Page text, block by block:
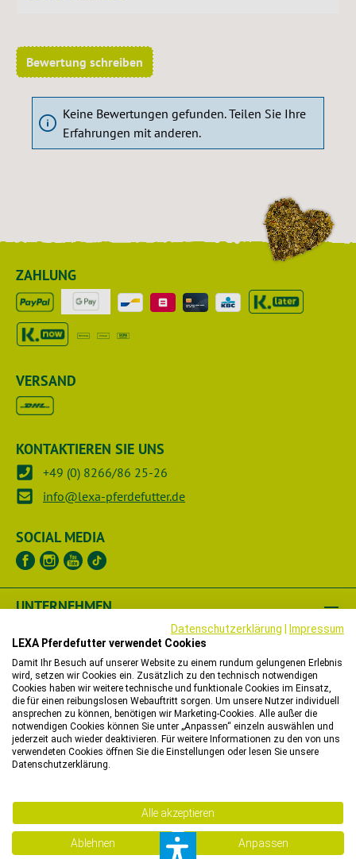
Bewertung schreiben
Keine Bewertungen gefunden. Teilen Sie Ihre
Erfahrungen mit anderen.
ZAHLUNG
VERSAND
KONTAKTIEREN SIE UNS
+49 (0) 8266/86 25-26
info@lexa-pferdefutter.de
SOCIAL MEDIA
UNTERNEHMEN
RECHTLICHES
HÄNDLER
WIR HELFEN IHNEN
Bitte beachten Sie, dass wir in unserem Onlineshop nur
Bestellungen mit einer Lieferadresse in Deutschland,
entgegennehmen können.
Sie möchten in ein anderes Land liefern lassen? Dann
freuen wir uns sehr auf Ihre Nachricht.
Datenschutzerklärung
Impressum
LEXA Pferdefutter verwendet Cookies
Damit Ihr Besuch auf unserer Website zu einem rundum gelungenen Erlebnis
wird, setzen wir Cookies ein. Zusätzlich zu den technisch notwendigen
Cookies haben wir weitere technische und funktionale Cookies im Einsatz,
die für einen reibungslosen Webauftritt sorgen. Um unsere Nutzer individuell
ansprechen zu können, benötigen wir Marketing-Cookies. Alle außer die
notwendigen Cookies können Sie unter „Anpassen“ einzeln auswählen und
jederzeit auch wieder deaktivieren. Für weitere Informationen zu den von uns
verwendeten Cookies öffnen Sie die Einstellungen oder lesen Sie unsere
Datenschutzerklärung.
Alle akzeptieren
Ablehnen Anpassen